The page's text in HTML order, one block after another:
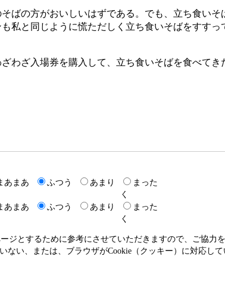
の方がおいしいはずである。でも、立ち食い
私と同じように慌ただしく立ち食いそばをすす
ざ入場券を購入して、立ち食いそばを食べてき
あまあ ふつう あまり
まった
く
あまあ ふつう あまり
まった
く
とするために参考にさせていただきますので、ご協力
い、または、ブラウザがCookie（クッキー）に対応して